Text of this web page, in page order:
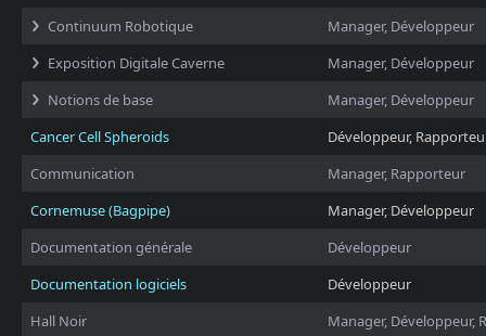
Continuum Robotique
Manager, Développeur
Exposition Digitale Caverne
Manager, Développeur
Notions de base
Manager, Développeur
Cancer Cell Spheroids
Développeur,
Communication
Manager, Rapporteur
Cornemuse (Bagpipe)
Manager, Développeur
Documentation générale
Développeur
Documentation logiciels
Développeur
Hall Noir
Manager, Développeur,